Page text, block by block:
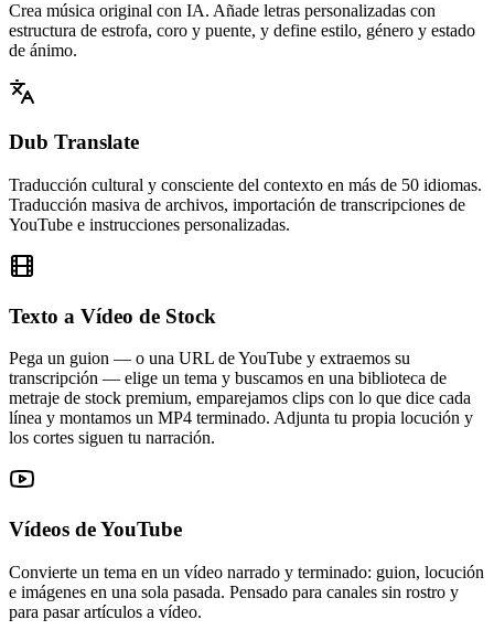
Crea música original con IA. Añade letras personalizadas con
estructura de estrofa, coro y puente, y define estilo, género y estado
de ánimo.
Dub Translate
Traducción cultural y consciente del contexto en más de 50 idiomas.
Traducción masiva de archivos, importación de transcripciones de
YouTube e instrucciones personalizadas.
Texto a Vídeo de Stock
Pega un guion — o una URL de YouTube y extraemos su
transcripción — elige un tema y buscamos en una biblioteca de
metraje de stock premium, emparejamos clips con lo que dice cada
línea y montamos un MP4 terminado. Adjunta tu propia locución y
los cortes siguen tu narración.
Vídeos de YouTube
Convierte un tema en un vídeo narrado y terminado: guion, locución
e imágenes en una sola pasada. Pensado para canales sin rostro y
para pasar artículos a vídeo.